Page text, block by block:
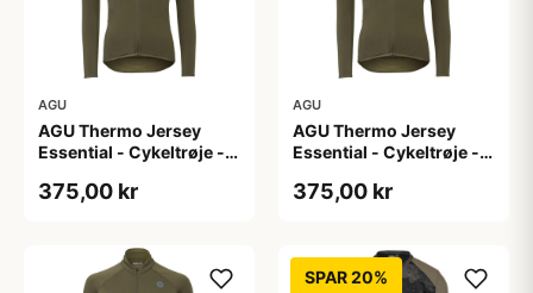
AGU
AGU Thermo Jersey
Essential - Cykeltrøje -
S
375,00 kr
AGU
AGU Thermo Jersey
Essential - Cykeltrøje -
XL
375,00 kr
SPAR 20%